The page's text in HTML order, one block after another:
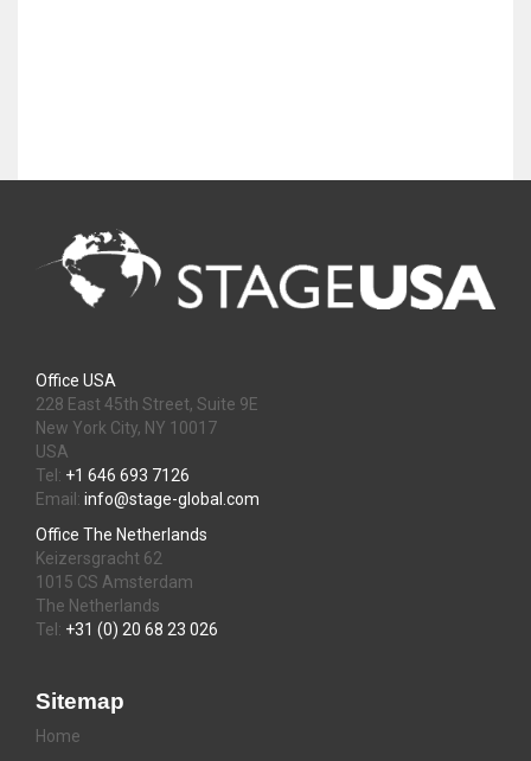
Office USA
228 East 45th Street, Suite 9E
New York City, NY 10017
USA
Tel: +1 646 693 7126
Email: info@stage-global.com
Office The Netherlands
Keizersgracht 62
1015 CS Amsterdam
The Netherlands
Tel: +31 (0) 20 68 23 026
Sitemap
Home